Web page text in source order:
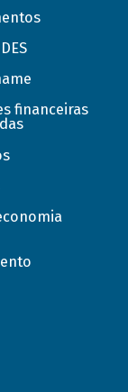
financeiras